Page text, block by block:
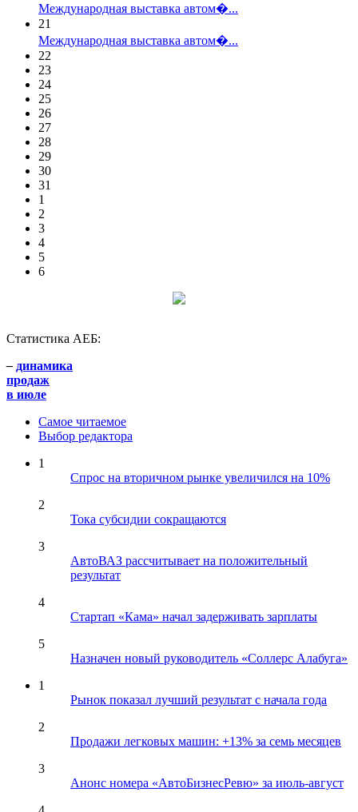
Международная выставка автом�...
21
Международная выставка автом�...
22
23
24
25
26
27
28
29
30
31
1
2
3
4
5
6
Статистика АЕБ:
– динамика
продаж
в июле
Самое читаемое
Выбор редактора
1
Спрос на вторичном рынке увеличился на 10%
2
Тока субсидии сокращаются
3
АвтоВАЗ рассчитывает на положительный
результат
4
Стартап «Кама» начал задерживать зарплаты
5
Назначен новый руководитель «Соллерс Алабуга»
1
Рынок показал лучший результат с начала года
2
Продажи легковых машин: +13% за семь месяцев
3
Анонс номера «АвтоБизнесРевю» за июль-август